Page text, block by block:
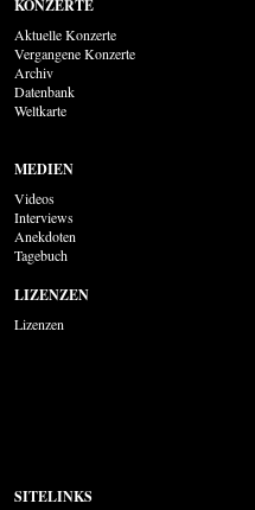
KONZERTE
Aktuelle Konzerte
Vergangene Konzerte
Archiv
Datenbank
Weltkarte
MEDIEN
Videos
Interviews
Anekdoten
Tagebuch
LIZENZEN
Lizenzen
SITELINKS